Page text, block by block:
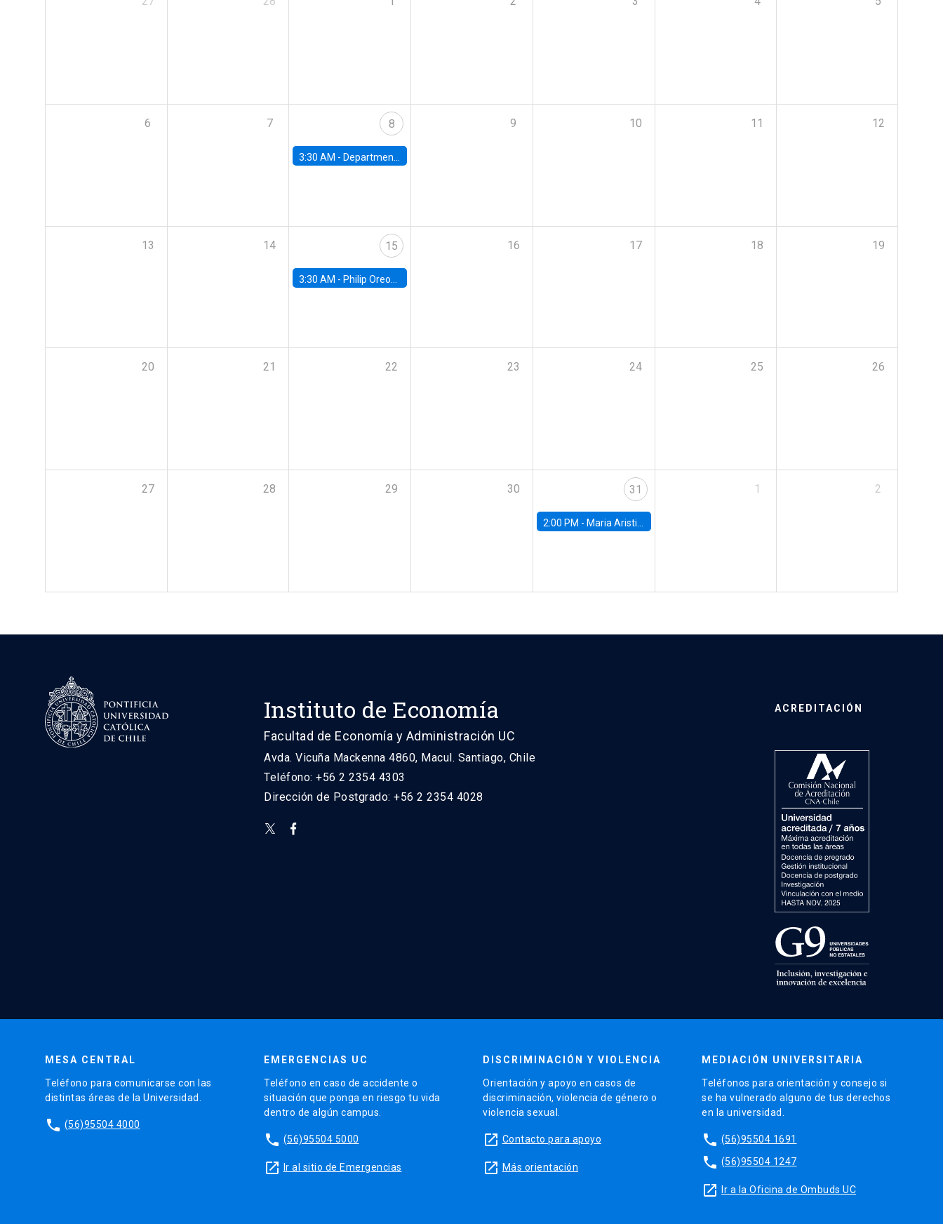
6 7 8
3:30 AM - Department Seminar: James Robinson
9 10 11 12
13 14 15
3:30 AM - Philip Oreopolous, University of Toronto
16 17 18 19
20 21 22 23 24 25 26
27 28 29 30 31
2:00 PM - Maria Aristizabal-Ramirez, FED Board
1 2
Instituto de Economía
Facultad de Economía y Administración UC
Avda. Vicuña Mackenna 4860, Macul. Santiago, Chile
Teléfono: +56 2 2354 4303
Dirección de Postgrado: +56 2 2354 4028
ACREDITACIÓN
MESA CENTRAL
Teléfono para comunicarse con las
distintas áreas de la Universidad.
phone (56)95504 4000
EMERGENCIAS UC
Teléfono en caso de accidente o
situación que ponga en riesgo tu vida
dentro de algún campus.
phone (56)95504 5000
launch Ir al sitio de Emergencias
DISCRIMINACIÓN Y VIOLENCIA
Orientación y apoyo en casos de
discriminación, violencia de género o
violencia sexual.
launch Contacto para apoyo
launch Más orientación
MEDIACIÓN UNIVERSITARIA
Teléfonos para orientación y consejo si
se ha vulnerado alguno de tus derechos
en la universidad.
phone (56)95504 1691
phone (56)95504 1247
launch Ir a la Oficina de Ombuds UC